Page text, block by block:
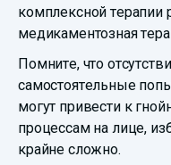
комплексной терапии
медикаментозная
Помните, что
самостоятельные
могут привести к
процессам на лице,
крайне сложно.